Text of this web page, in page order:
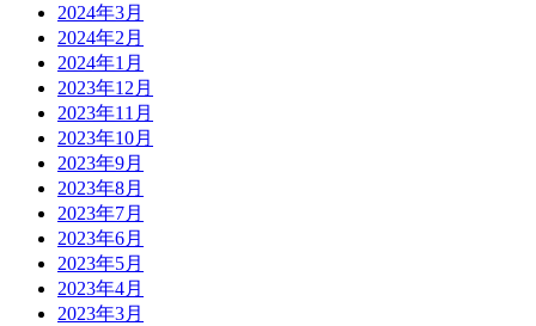
2024年3月
2024年2月
2024年1月
2023年12月
2023年11月
2023年10月
2023年9月
2023年8月
2023年7月
2023年6月
2023年5月
2023年4月
2023年3月